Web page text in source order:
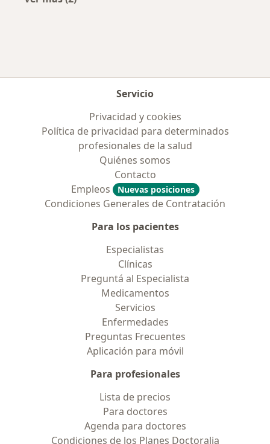
Servicio
Privacidad y cookies
Política de privacidad para determinados
profesionales de la salud
Quiénes somos
Contacto
Empleos
Nuevas posiciones
Condiciones Generales de Contratación
Para los pacientes
Especialistas
Clínicas
Preguntá al Especialista
Medicamentos
Servicios
Enfermedades
Preguntas Frecuentes
Aplicación para móvil
Para profesionales
Lista de precios
Para doctores
Agenda para doctores
Condiciones de los Planes Doctoralia